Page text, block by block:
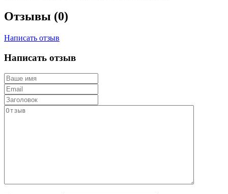
Отзывы (0)
Написать отзыв
Написать отзыв